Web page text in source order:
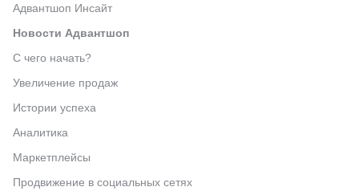
Адвантшоп Инсайт
Новости Адвантшоп
С чего начать?
Увеличение продаж
Истории успеха
Аналитика
Маркетплейсы
Продвижение в социальных сетях